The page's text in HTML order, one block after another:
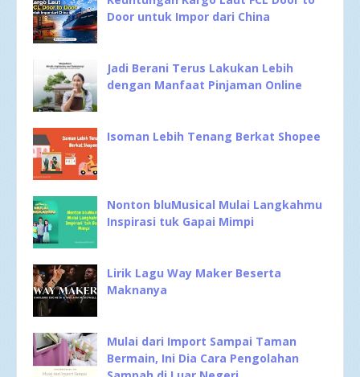
Door untuk Impor dari China
Jadi Berani Terus Lakukan Lebih
dengan Manfaat Pinjaman Online
Isoman Lebih Tenang Berkat Shopee
Nonton bluMusical Mulai Langkahmu
Inspirasi tuk Gapai Mimpi
Lirik Lagu Way Maker Beserta
Maknanya
Mulai dari Import Sampai Taman
Bermain, Ini Dia Cara Pengolahan